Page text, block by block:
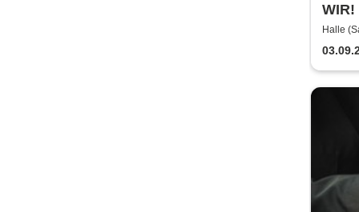
Halle
Halle